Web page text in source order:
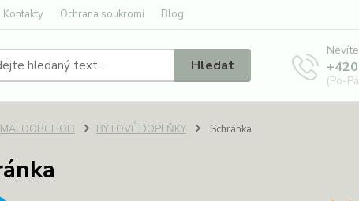
Kontakty Ochrana soukromí Blog
Hledat
(Po-
MALOOBCHOD BYTOVÉ DOPLŇKY Schránka